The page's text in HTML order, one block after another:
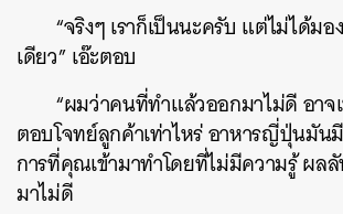
“จริงๆ เราก็เป็นนะครับ แต่ไม่ได้ม
เดียว” เอ๊ะตอบ
“ผมว่าคนที่ทำแล้วออกมาไม่ดี อาจ
ตอบโจทย์ลูกค้าเท่าไหร่ อาหารญี่ปุ่นมัน
การที่คุณเข้ามาทำโดยที่ไม่มีความรู้ ผล
มาไม่ดี